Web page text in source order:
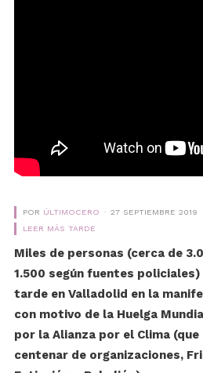
POR ÚLTIMOCERO
27 SEPTIEMBRE 2019
LEER MÁS TARDE
Miles de personas (cerca de
1.500 según fuentes
tarde en Valladolid en la
con motivo de la Huelga
por la Alianza por el Clima
centenar de organizaciones,